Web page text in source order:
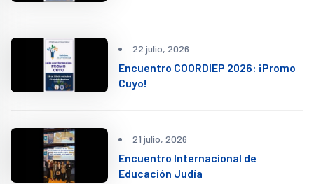
22 julio, 2026
Encuentro COORDIEP 2026: ¡Promo
Cuyo!
21 julio, 2026
Encuentro Internacional de
Educación Judía